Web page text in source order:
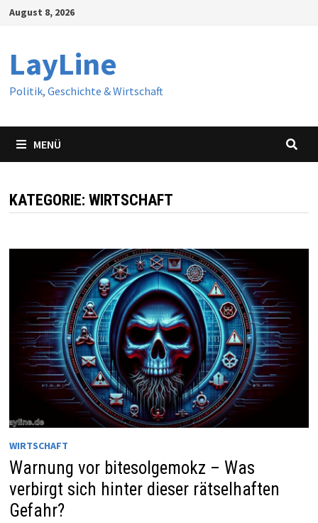
Zum
August 8, 2026
LayLine
Politik, Geschichte & Wirtschaft
MENÜ
KATEGORIE: WIRTSCHAFT
WIRTSCHAFT
Warnung vor bitesolgemokz – Was
verbirgt sich hinter dieser rätselhaften
Gefahr?